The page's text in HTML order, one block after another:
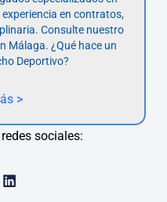
en contratos,
Consulte nuestro
Málaga. ¿Qué hace un
Deportivo?
>
sociales: